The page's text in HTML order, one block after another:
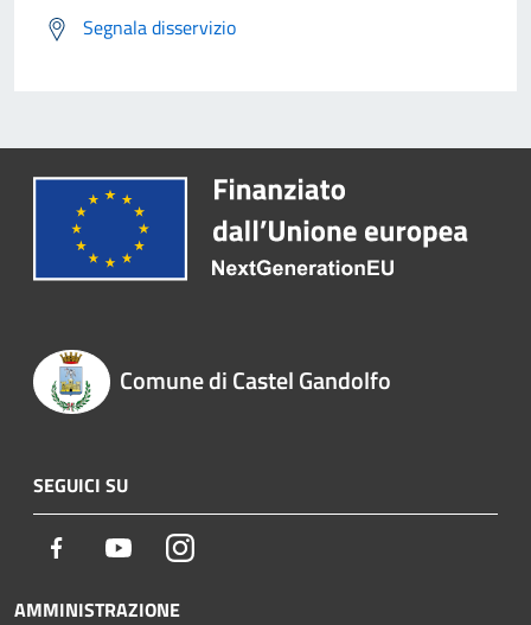
Segnala disservizio
Comune di Castel Gandolfo
SEGUICI SU
Facebook YoutubeInstagram
AMMINISTRAZIONE